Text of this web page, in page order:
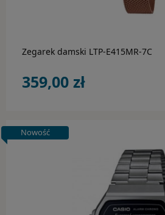
Zegarek damski LTP-E415MR-7C
359,00 zł
Nowość